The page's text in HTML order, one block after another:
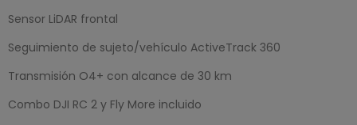
Sensor LiDAR frontal
Seguimiento de sujeto/vehículo ActiveTrack 360
Transmisión O4+ con alcance de 30 km
Combo DJI RC 2 y Fly More incluido